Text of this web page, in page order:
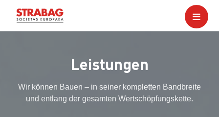
Leistungen
Wir können Bauen – in seiner kompletten Bandbreite
und entlang der gesamten Wertschöpfungskette.